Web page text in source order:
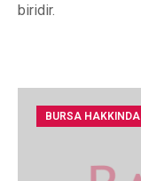
biridir.
BURSA HAKKINDA